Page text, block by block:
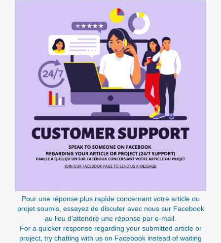
Pour une réponse plus rapide concernant votre article ou
projet soumis, essayez de discuter avec nous sur Facebook
au lieu d'attendre une réponse par e-mail.
For a quicker response regarding your submitted article or
project, try chatting with us on Facebook instead of waiting